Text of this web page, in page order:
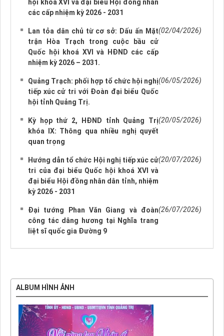
hội khoá XVI và đại biểu Hội đồng nhân
các cấp nhiệm kỳ 2026 - 2031
Lan tỏa dân chủ từ cơ sở: Dấu ấn Mặt
trận Hòa Trạch trong cuộc bầu cử
Quốc hội khoá XVI và HĐND các cấp
nhiệm kỳ 2026 – 2031.
(02/04/2026)
Quảng Trạch: phối hợp tổ chức hội nghị
tiếp xúc cử tri với Đoàn đại biểu Quốc
hội tỉnh Quảng Trị.
(06/05/2026)
Kỳ họp thứ 2, HĐND tỉnh Quảng Trị
khóa IX: Thông qua nhiều nghị quyết
quan trọng
(20/05/2026)
Hướng dẫn tổ chức Hội nghị tiếp xúc cử
tri của đại biểu Quốc hội khoá XVI và
đại biểu Hội đồng nhân dân tỉnh, nhiệm
kỳ 2026 - 2031
(20/07/2026)
Đại tướng Phan Văn Giang và đoàn
công tác dâng hương tại Nghĩa trang
liệt sĩ quốc gia Đường 9
(26/07/2026)
ALBUM HÌNH ẢNH